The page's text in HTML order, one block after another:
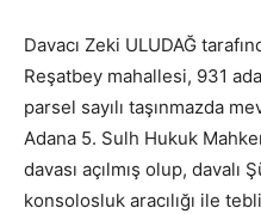
Davacı Zeki ULUDAĞ
Reşatbey mahallesi, 931
parsel sayılı taşınmazda
Adana 5. Sulh Hukuk
davası açılmış olup, davalı
konsolosluk aracılığı ile